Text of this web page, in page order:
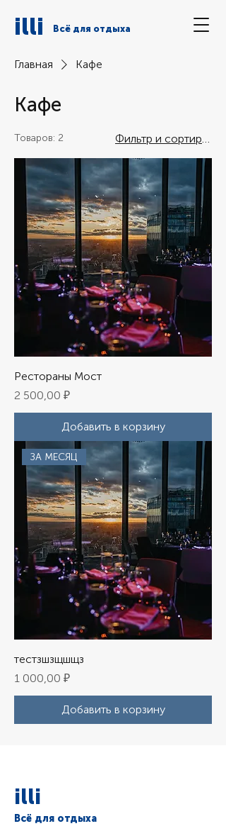
Всё для отдыха
illi
Главная Кафе
Кафе
Товаров: 2 Фильтр и сортировка
Рестораны Мост
Цена
2 500,00 ₽
Добавить в корзину
ЗА МЕСЯЦ
тестзшзщшщз
Цена
1 000,00 ₽
Добавить в корзину
illi
Всё для отдыха